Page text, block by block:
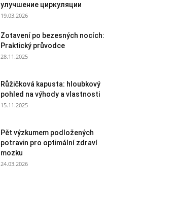
улучшение циркуляции
19.03.2026
Zotavení po bezesných nocích:
Praktický průvodce
28.11.2025
Růžičková kapusta: hloubkový
pohled na výhody a vlastnosti
15.11.2025
Pět výzkumem podložených
potravin pro optimální zdraví
mozku
24.03.2026